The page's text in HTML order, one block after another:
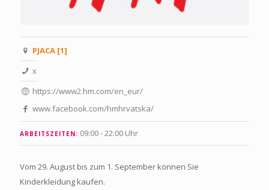
PJACA [1]
x
https://www2.hm.com/en_eur/
www.facebook.com/hmhrvatska/
ARBEITSZEITEN: 09:00 - 22:00 Uhr
Vom 29. August bis zum 1. September können Sie
Kinderkleidung kaufen.